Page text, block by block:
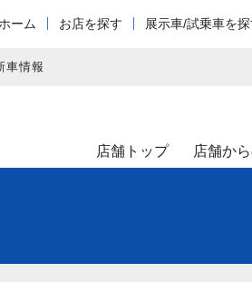
ホーム お店を探す 展示車/試乗車を探
車情報
店舗トップ 店舗か